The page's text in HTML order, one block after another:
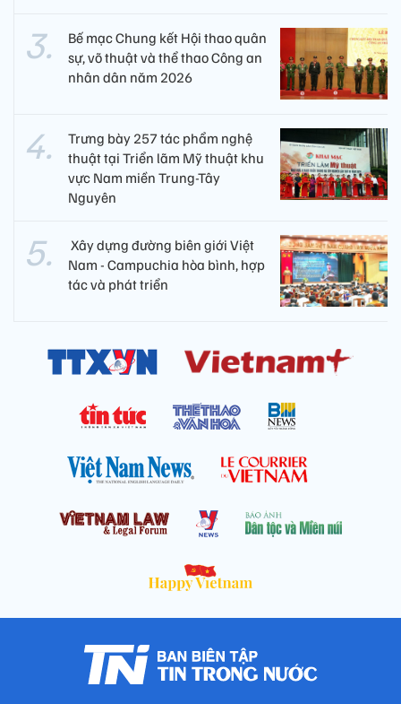
Bế mạc Chung kết Hội thao quân
sự, võ thuật và thể thao Công an
nhân dân năm 2026
Trưng bày 257 tác phẩm nghệ
thuật tại Triển lãm Mỹ thuật khu
vực Nam miền Trung-Tây
Nguyên
​ Xây dựng đường biên giới Việt
Nam - Campuchia hòa bình, hợp
tác và phát triển